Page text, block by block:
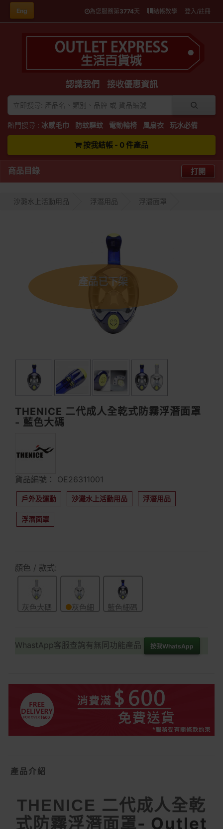
Eng 為您服務第3774天 結帳教學 登入/註冊
認識我們 接收優惠資訊
熱門搜尋 : 冰感毛巾 防蚊驅蚊 電動輪椅 風扇衣 玩水必備
按我結帳 - 0 件產品
商品目錄 打開
沙灘水上活動用品 浮潛用品 浮潛面罩
產品已下架
THENICE 二代成人全乾式防霧浮潛面罩
- 藍色大碼
貨品編號： OE26311001
戶外及運動 沙灘水上活動用品 浮潛用品
浮潛面罩
顏色 / 款式:
灰色大碼
灰色細
藍色細碼
WhastApp客服查詢有無同功能產品 按我WhatsApp
產品介紹
THENICE 二代成人全乾
式防霧浮潛面罩- Outlet